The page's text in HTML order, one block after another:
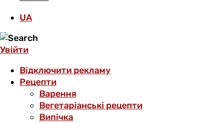
UA
Увійти
Відключити рекламу
Рецепти
Варення
Вегетаріанські рецепти
Випічка